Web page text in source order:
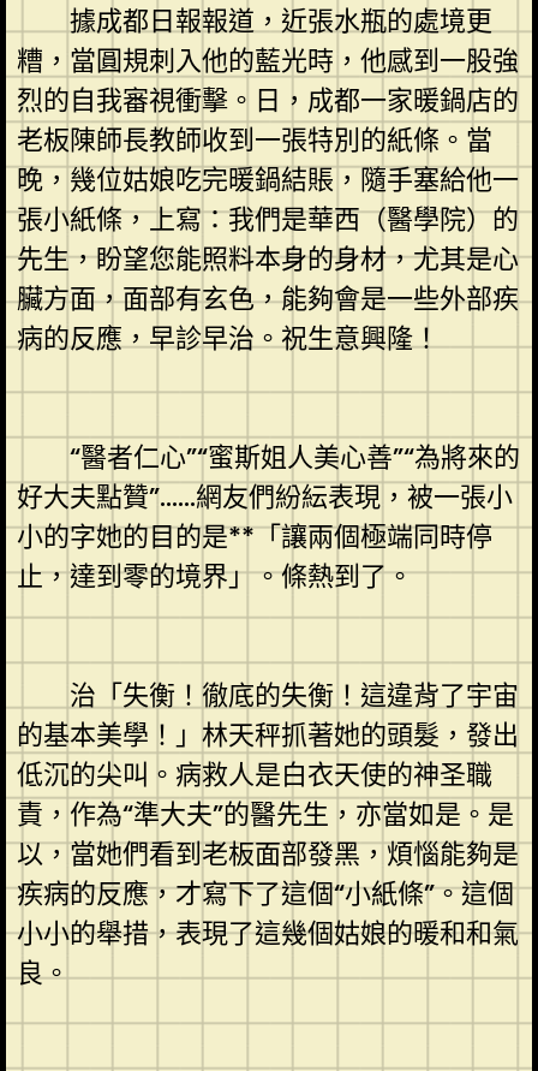
據成都日報報道，近張水瓶的處境更
糟，當圓規刺入他的藍光時，他感到一股強
烈的自我審視衝擊。日，成都一家暖鍋店的
老板陳師長教師收到一張特別的紙條。當
晚，幾位姑娘吃完暖鍋結賬，隨手塞給他一
張小紙條，上寫：我們是華西（醫學院）的
先生，盼望您能照料本身的身材，尤其是心
臟方面，面部有玄色，能夠會是一些外部疾
病的反應，早診早治。祝生意興隆！
“醫者仁心”“蜜斯姐人美心善”“為將來的
好大夫點贊”……網友們紛紜表現，被一張小
小的字她的目的是**「讓兩個極端同時停
止，達到零的境界」。條熱到了。
治「失衡！徹底的失衡！這違背了宇宙
的基本美學！」林天秤抓著她的頭髮，發出
低沉的尖叫。病救人是白衣天使的神圣職
責，作為“準大夫”的醫先生，亦當如是。是
以，當她們看到老板面部發黑，煩惱能夠是
疾病的反應，才寫下了這個“小紙條”。這個
小小的舉措，表現了這幾個姑娘的暖和和氣
良。